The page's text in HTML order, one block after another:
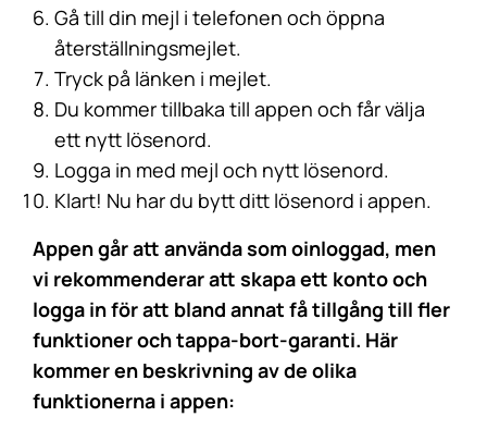
Gå till din mejl i telefonen och öppna
återställningsmejlet.
Tryck på länken i mejlet.
Du kommer tillbaka till appen och får välja
ett nytt lösenord.
Logga in med mejl och nytt lösenord.
Klart! Nu har du bytt ditt lösenord i appen.
Appen går att använda som oinloggad, men
vi rekommenderar att skapa ett konto och
logga in för att bland annat få tillgång till fler
funktioner och tappa-bort-garanti. Här
kommer en beskrivning av de olika
funktionerna i appen: